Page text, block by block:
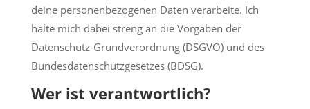
deine personenbezogenen Daten verarbeite. Ich
halte mich dabei streng an die Vorgaben der
Datenschutz-Grundverordnung (DSGVO) und des
Bundesdatenschutzgesetzes (BDSG).
Wer ist verantwortlich?